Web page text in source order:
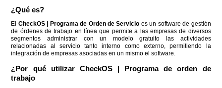
¿Qué es?
El CheckOS | Programa de Orden de Servicio es un software de gestión
de órdenes de trabajo en línea que permite a las empresas de diversos
segmentos administrar con un modelo gratuito las actividades
relacionadas al servicio tanto interno como externo, permitiendo la
integración de empresas asociadas en un mismo el software.
¿Por qué utilizar CheckOS | Programa de orden de
trabajo